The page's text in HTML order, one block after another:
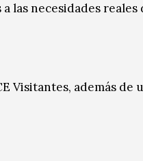
las necesidades reales
Visitantes, además de